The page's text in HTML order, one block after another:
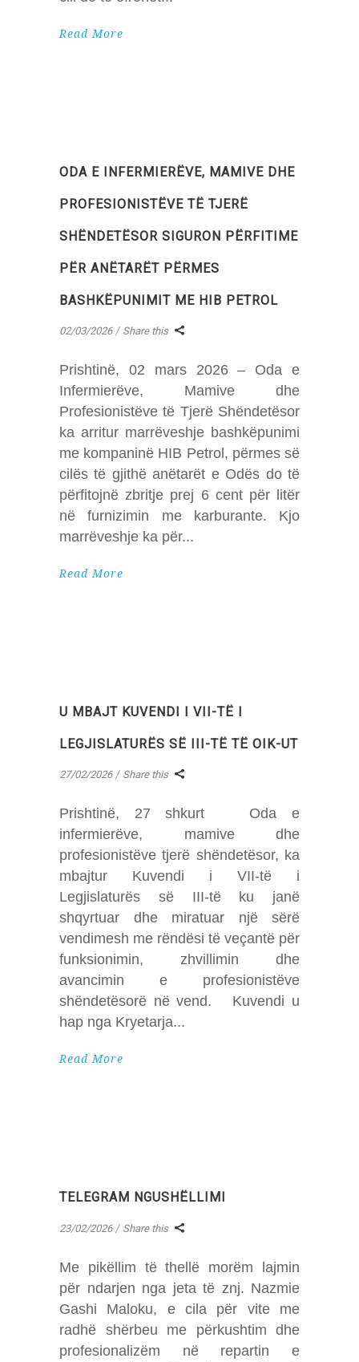
Read More
ODA E INFERMIERËVE, MAMIVE DHE
PROFESIONISTËVE TË TJERË
SHËNDETËSOR SIGURON PËRFITIME
PËR ANËTARËT PËRMES
BASHKËPUNIMIT ME HIB PETROL
02/03/2026 Share this
Prishtinë, 02 mars 2026 – Oda e
Infermierëve, Mamive dhe
Profesionistëve të Tjerë Shëndetësor
ka arritur marrëveshje bashkëpunimi
me kompaninë HIB Petrol, përmes së
cilës të gjithë anëtarët e Odës do të
përfitojnë zbritje prej 6 cent për litër
në furnizimin me karburante. Kjo
marrëveshje ka për
Read More
U MBAJT KUVENDI I VII-TË I
LEGJISLATURËS SË III-TË TË OIK-UT
27/02/2026 Share this
Prishtinë, 27 shkurt Oda e
infermierëve, mamive dhe
profesionistëve tjerë shëndetësor, ka
mbajtur Kuvendi i VII-të i
Legjislaturës së III-të ku janë
shqyrtuar dhe miratuar një sërë
vendimesh me rëndësi të veçantë për
funksionimin, zhvillimin dhe
avancimin e profesionistëve
shëndetësorë në vend. Kuvendi u
hap nga Kryetarja
Read More
TELEGRAM NGUSHËLLIMI
23/02/2026 Share this
Me pikëllim të thellë morëm lajmin
për ndarjen nga jeta të znj. Nazmie
Gashi Maloku, e cila për vite me
radhë shërbeu me përkushtim dhe
profesionalizëm në repartin e